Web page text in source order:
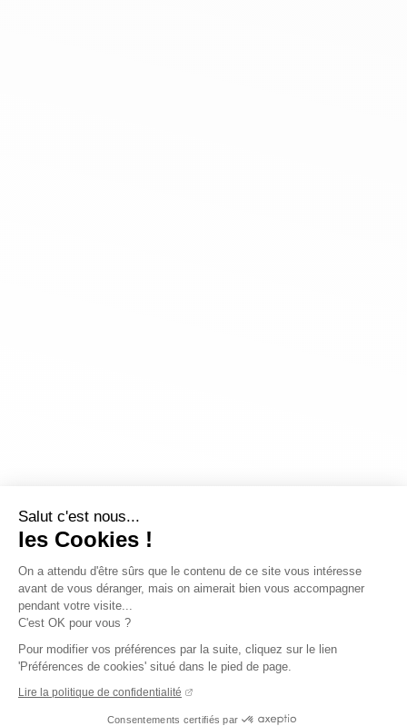
Salut c'est nous...
les Cookies !
On a attendu d'être sûrs que le contenu de ce site vous intéresse
avant de vous déranger, mais on aimerait bien vous accompagner
pendant votre visite...
C'est OK pour vous ?
Pour modifier vos préférences par la suite, cliquez sur le lien
'Préférences de cookies' situé dans le pied de page.
Lire la politique de confidentialité
Consentements certifiés par